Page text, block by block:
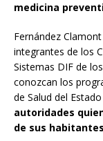
medicina
Fernández
integrantes de los
Sistemas DIF de
conozcan los
de Salud del
autoridades
de sus habitantes